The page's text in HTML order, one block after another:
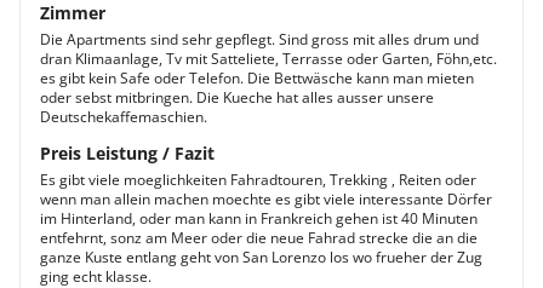
Zimmer
Die Apartments sind sehr gepflegt. Sind gross mit alles drum und
dran Klimaanlage, Tv mit Satteliete, Terrasse oder Garten, Föhn,etc.
es gibt kein Safe oder Telefon. Die Bettwäsche kann man mieten
oder sebst mitbringen. Die Kueche hat alles ausser unsere
Deutschekaffemaschien.
Preis Leistung / Fazit
Es gibt viele moeglichkeiten Fahradtouren, Trekking , Reiten oder
wenn man allein machen moechte es gibt viele interessante Dörfer
im Hinterland, oder man kann in Frankreich gehen ist 40 Minuten
entfehrnt, sonz am Meer oder die neue Fahrad strecke die an die
ganze Kuste entlang geht von San Lorenzo los wo frueher der Zug
ging echt klasse.